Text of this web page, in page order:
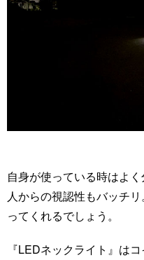
自身が使っている時はよ
人からの視認性もバッチ
ってくれるでしょう。
『LEDネックライト』は